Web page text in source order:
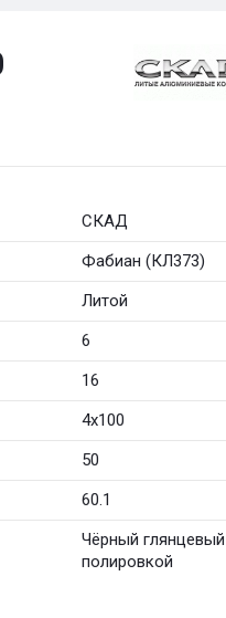
СКАД
Фабиан (КЛ373)
Литой
6
16
4x100
50
60.1
Чёрный
полировкой